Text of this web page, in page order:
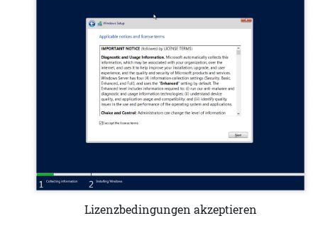
Lizenzbedingungen akzeptieren